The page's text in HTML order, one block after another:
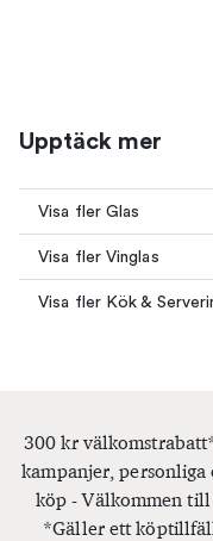
Upptäck mer
Visa fler Glas
Visa fler Vinglas
Visa fler Kök &
300 kr
kampanjer,
köp - Välkommen till
*Gäller ett